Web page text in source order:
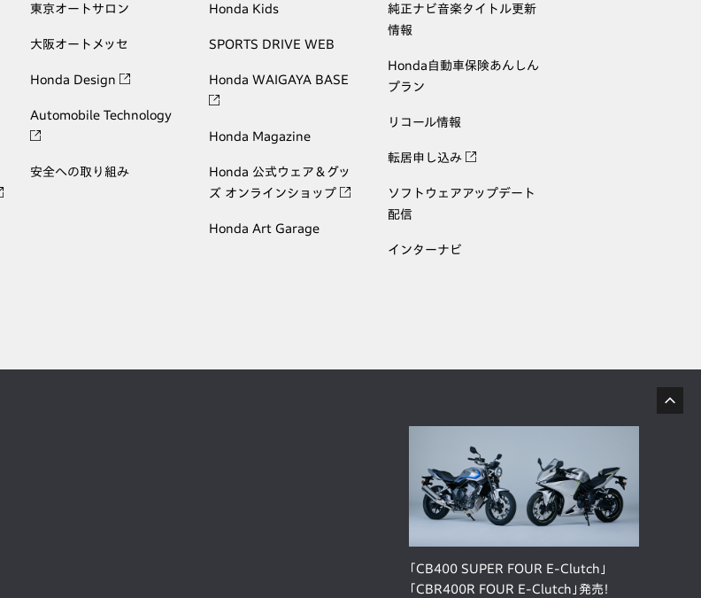
東京オートサロン
大阪オートメッセ
Honda Design
Automobile Technology
安全への取り組み
Honda Kids
SPORTS DRIVE WEB
Honda WAIGAYA BASE
Honda Magazine
Honda 公式ウェア＆グッ
ズ オンラインショップ
Honda Art Garage
純正ナビ音楽タイトル更新
情報
Honda自動車保険あんしん
プラン
リコール情報
転居申し込み
ソフトウェアアップデート
配信
インターナビ
「CB400 SUPER FOUR E-Clutch」
「CBR400R FOUR E-Clutch」発売！